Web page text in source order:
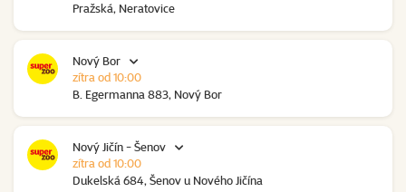
Pražská, Neratovice
Nový Bor
B. Egermanna 883, Nový Bor
zítra od 10:00
Nový Jičín - Šenov
Dukelská 684, Šenov u Nového Jičína
zítra od 10:00